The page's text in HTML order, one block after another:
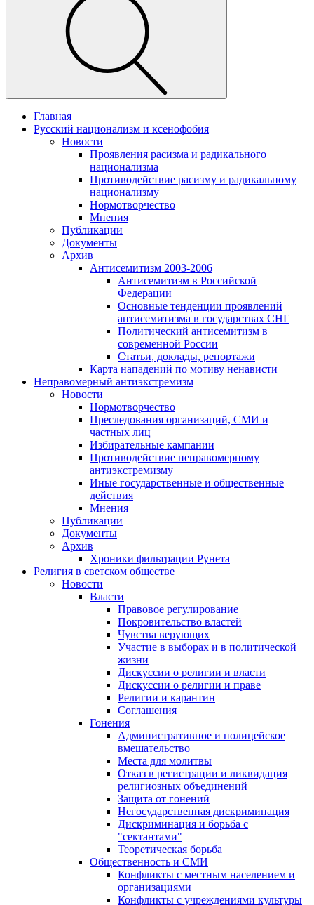
Главная
Русский национализм и ксенофобия
Новости
Проявления расизма и радикального
национализма
Противодействие расизму и радикальному
национализму
Нормотворчество
Мнения
Публикации
Документы
Архив
Антисемитизм 2003-2006
Антисемитизм в Российской
Федерации
Основные тенденции проявлений
антисемитизма в государствах СНГ
Политический антисемитизм в
современной России
Статьи, доклады, репортажи
Карта нападений по мотиву ненависти
Неправомерный антиэкстремизм
Новости
Нормотворчество
Преследования организаций, СМИ и
частных лиц
Избирательные кампании
Противодействие неправомерному
антиэкстремизму
Иные государственные и общественные
действия
Мнения
Публикации
Документы
Архив
Хроники фильтрации Рунета
Религия в светском обществе
Новости
Власти
Правовое регулирование
Покровительство властей
Чувства верующих
Участие в выборах и в политической
жизни
Дискуссии о религии и власти
Дискуссии о религии и праве
Религии и карантин
Соглашения
Гонения
Административное и полицейское
вмешательство
Места для молитвы
Отказ в регистрации и ликвидация
религиозных объединений
Защита от гонений
Негосударственная дискриминация
Дискриминация и борьба с
"сектантами"
Теоретическая борьба
Общественность и СМИ
Конфликты с местным населением и
организациями
Конфликты с учреждениями культуры